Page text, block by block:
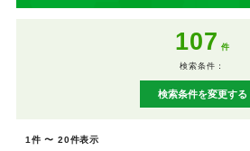
107 件
検索条件：
検索条件を変更する
1件 〜 20件表示